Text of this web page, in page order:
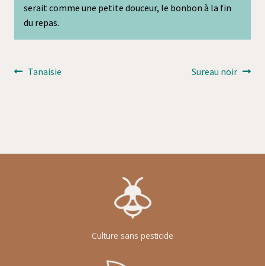
serait comme une petite douceur, le bonbon à la fin
du repas.
Navigation
Article
Tanaisie
Article
Sureau noir
Culture sans pesticide